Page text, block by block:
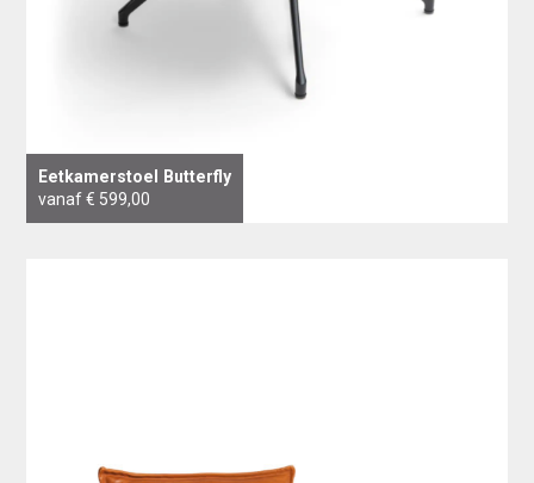
Eetkamerstoel Butterfly
vanaf € 599,00